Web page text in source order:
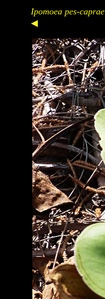
Ipomoea pes-caprae